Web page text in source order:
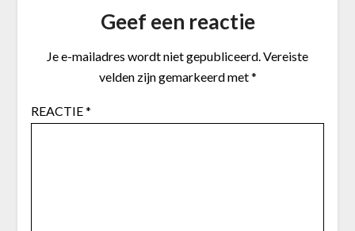
Geef een reactie
Je e-mailadres wordt niet gepubliceerd.Vereiste
velden zijn gemarkeerd met*
REACTIE*